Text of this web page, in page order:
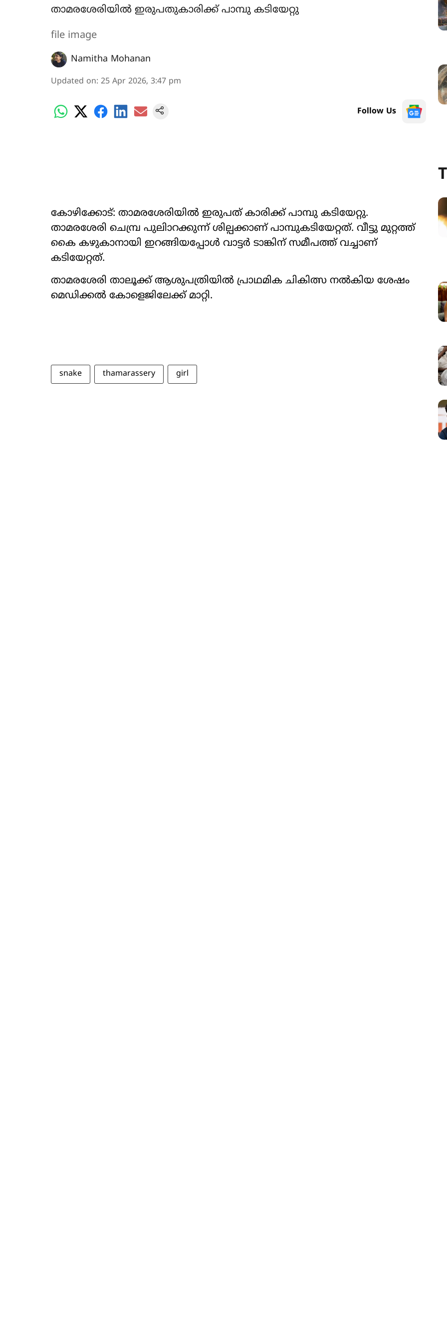
താമരശേരിയിൽ ഇരുപതുകാരിക്ക് പാമ്പു കടിയേറ്റു
file image
Namitha Mohanan
Updated on: 25 Apr 2026, 3:47 pm
Follow Us
കോഴിക്കോട്: താമരശേരിയിൽ ഇരുപത് കാരിക്ക് പാമ്പു കടിയേറ്റു.
താമരശേരി ചെമ്പ്ര പുലിാറക്കുന്ന് ശില്പക്കാണ് പാമ്പുകടിയേറ്റത്. വീട്ടു മുറ്റത്ത്
കൈ കഴുകാനായി ഇറങ്ങിയപ്പോൾ വാട്ടർ ടാങ്കിന് സമീപത്ത് വച്ചാണ്
കടിയേറ്റത്.
താമരശേരി താലൂക്ക് ആശുപത്രിയിൽ പ്രാഥമിക ചികിത്സ നൽകിയ ശേഷം
മെഡിക്കൽ കോളെജിലേക്ക് മാറ്റി.
snake thamarassery girl